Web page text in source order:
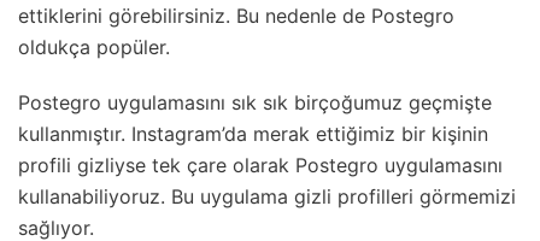
ettiklerini görebilirsiniz. Bu nedenle de Postegro
oldukça popüler.
Postegro uygulamasını sık sık birçoğumuz geçmişte
kullanmıştır. Instagram’da merak ettiğimiz bir kişinin
profili gizliyse tek çare olarak Postegro uygulamasını
kullanabiliyoruz. Bu uygulama gizli profilleri görmemizi
sağlıyor.